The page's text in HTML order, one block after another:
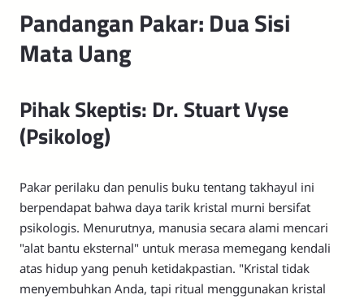
Pandangan Pakar: Dua Sisi
Mata Uang
Pihak Skeptis: Dr. Stuart Vyse
(Psikolog)
Pakar perilaku dan penulis buku tentang takhayul ini
berpendapat bahwa daya tarik kristal murni bersifat
psikologis. Menurutnya, manusia secara alami mencari
"alat bantu eksternal" untuk merasa memegang kendali
atas hidup yang penuh ketidakpastian. "Kristal tidak
menyembuhkan Anda, tapi ritual menggunakan kristal